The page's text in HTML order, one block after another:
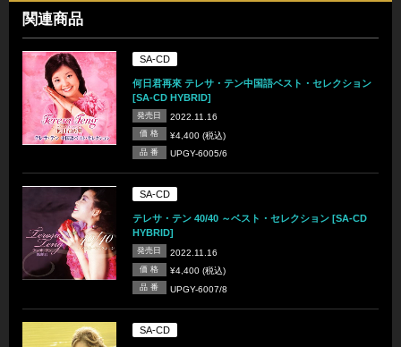
関連商品
SA-CD
何日君再來 テレサ・テン中国語ベスト・セレクション
[SA-CD HYBRID]
発売日 2022.11.16
価 格 ¥4,400 (税込)
品 番 UPGY-6005/6
SA-CD
テレサ・テン 40/40 ～ベスト・セレクション [SA-CD
HYBRID]
発売日 2022.11.16
価 格 ¥4,400 (税込)
品 番 UPGY-6007/8
SA-CD